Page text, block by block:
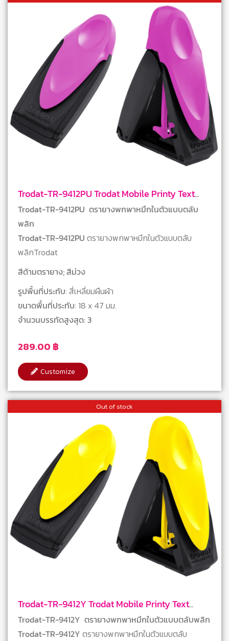
Trodat-TR-9412PU Trodat Mobile Printy Text
Stamps
289.00 ฿
Trodat-TR-9412PU ตรายางพกพาหมึกในตัวแบบตลับ
พลิก
Trodat-TR-9412PU ตรายางพกพาหมึกในตัวแบบตลับ
พลิกTrodat
สีด้ามตรายาง; สีม่วง
รูปพื้นที่ประทับ: สี่เหลี่ยมผืนผ้า
ขนาดพื้นที่ประทับ: 18 x 47 มม.
จำนวนบรรทัดสูงสุด: 3
Customize
Out of stock
Trodat-TR-9412Y Trodat Mobile Printy Text
Stamps
Trodat-TR-9412Y ตรายางพกพาหมึกในตัวแบบตลับพลิก
Trodat-TR-9412Y ตรายางพกพาหมึกในตัวแบบตลับ